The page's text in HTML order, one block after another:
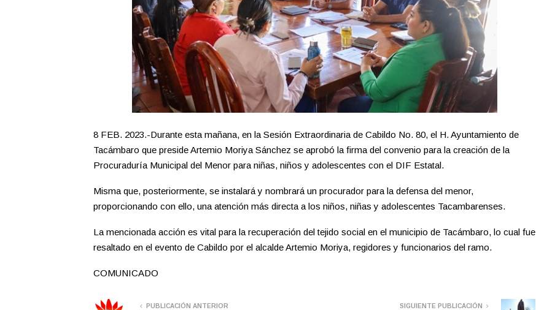
8 FEB. 2023.-Durante esta mañana, en la Sesión Extraordinaria de Cabildo No. 80, el H. Ayuntamiento de
Tacámbaro que preside Artemio Moriya Sánchez se aprobó la firma del convenio para la creación de la
Procuraduría Municipal del Menor para niñas, niños y adolescentes con el DIF Estatal.
Misma que, posteriormente, se instalará y nombrará un procurador para la defensa del menor,
proporcionando con ello, una atención más directa a los niños, niñas y adolescentes Tacambarenses.
La mencionada acción es vital para la recuperación del tejido social en el municipio de Tacámbaro, lo cual fue
resaltado en el evento de Cabildo por el alcalde Artemio Moriya, regidores y funcionarios del ramo.
COMUNICADO
PUBLICACIÓN ANTERIOR SIGUIENTE PUBLICACIÓN